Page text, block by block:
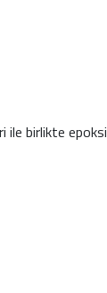
ile birlikte